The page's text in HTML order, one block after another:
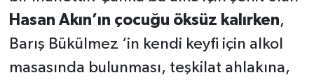
Hasan Akın’ın çocuğu öksüz kalırken,
Barış Bükülmez ‘in kendi keyfi için alkol
masasında bulunması, teşkilat ahlakına,